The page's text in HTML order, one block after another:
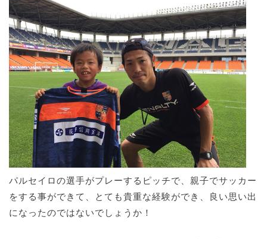
パルセイロの選手がプレーするピッチで、親子でサッカー
をする事ができて、とても貴重な経験ができ、良い思い出
になったのではないでしょうか！